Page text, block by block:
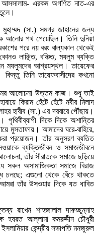
আসসালাম- এরকম অগণিত নাত-এর
(সা.) সমগ্র জাহানের জন্য
আলোর পথ পেয়েছিল। তিনি দুনিয়া
পরে নয় বরং বাল্যকাল থেকেই
লাঞ্ছিত, বঞ্চিত, মযলুম ব্যক্তি
মযলুমদের আশ্রয়স্থল। তায়েফের
কিন্তু তিনি তায়েফবাসীদের কখনো
আলোচনা উত্তম কাজ। শুধু তাই
কিরাম হেঁটে হেঁটে নবীর মিলাদ
হাবীব (সা.) এর দরবারে পৌঁছায়।
দিকে দিকে অশান্তির
মুসতাফায়। আমাদের ঘরে-বাহিরে,
প্রয়োজন। তাঁর অনুসরণ ব্যতিত
ব্যক্তিজীবন ও সমাজজীবনে
তাঁর সীরাতকে সমাজে ছড়িয়ে
অসামাজিকতা সমাজে বিরাজ
চলছে; এগুলো থেকে বেঁচে থাকতে
তাঁর উসওয়ার দিকে যত ধাবিত
রাখেন শাহজালাল দারুচ্ছুন্নাহ
হযরত আল্লামা কমরুদ্দীন চৌধুরী
কেন্দ্রীয় সভাপতি মনজুরুল